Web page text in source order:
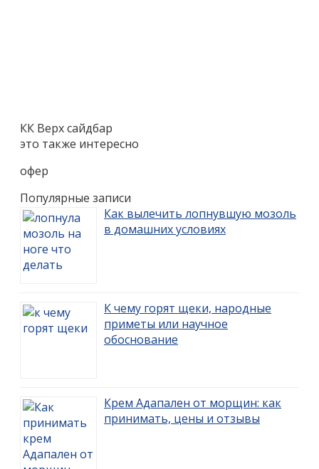
КК Верх сайдбар
это также интересно
офер
Популярные записи
Как вылечить лопнувшую мозоль
в домашних условиях
К чему горят щеки, народные
приметы или научное
обоснование
Крем Адапален от морщин: как
принимать, цены и отзывы